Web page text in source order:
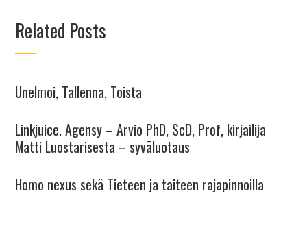
Related Posts
Unelmoi, Tallenna, Toista
Linkjuice. Agensy – Arvio PhD, ScD, Prof, kirjailija
Matti Luostarisesta – syväluotaus
Homo nexus sekä Tieteen ja taiteen rajapinnoilla